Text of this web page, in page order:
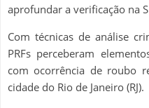
aprofundar a verificação na
Com técnicas de análise
PRFs perceberam
com ocorrência de roubo
cidade do Rio de Janeiro (RJ).